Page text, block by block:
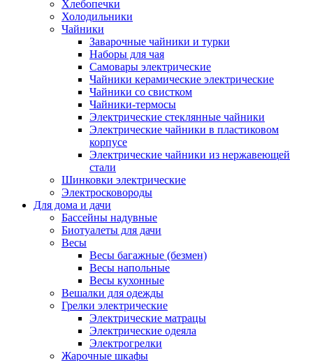
Хлебопечки
Холодильники
Чайники
Заварочные чайники и турки
Наборы для чая
Самовары электрические
Чайники керамические электрические
Чайники со свистком
Чайники-термосы
Электрические стеклянные чайники
Электрические чайники в пластиковом
корпусе
Электрические чайники из нержавеющей
стали
Шинковки электрические
Электросковороды
Для дома и дачи
Бассейны надувные
Биотуалеты для дачи
Весы
Весы багажные (безмен)
Весы напольные
Весы кухонные
Вешалки для одежды
Грелки электрические
Электрические матрацы
Электрические одеяла
Электрогрелки
Жарочные шкафы